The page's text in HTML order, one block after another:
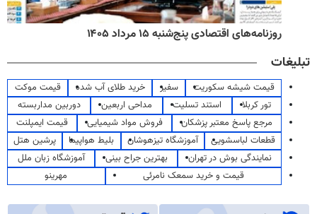
روزنامه‌های اقتصادی پنج‌شنبه ۱۵ مرداد ۱۴۰۵
تبلیغات
قیمت شیشه سکوریت سفیر خرید طلای آب شده
قیمت موکت
تور کربلا
استند تسلیت مداحی اربعین
دوربین مداربسته
مرجع پاسخ معتبر پزشکان
فروش مواد شیمیایی
قیمت ایمپلنت
قطعات لباسشویی
آموزشگاه تیزهوشان بلیط هواپیما
پرشین هتل
نمایندگی بوش در تهران
بهترین جراح بینی
آموزشگاه زبان ملل
قیمت و خرید سمعک نامرئی
مهرینو